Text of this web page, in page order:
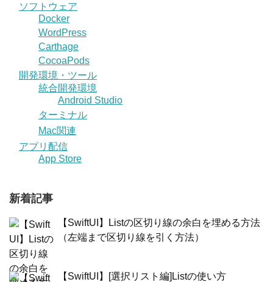
ソフトウェア
Docker
WordPress
Carthage
CocoaPods
開発環境・ツール
統合開発環境
Android Studio
ターミナル
Mac関連
アプリ配信
App Store
新着記事
【SwiftUI】Listの区切り線の余白を埋める方法
（左端まで区切り線を引く方法）
【SwiftUI】[選択リスト編]Listの使い方